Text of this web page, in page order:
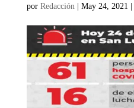
por Redacción | May 24, 2021 |